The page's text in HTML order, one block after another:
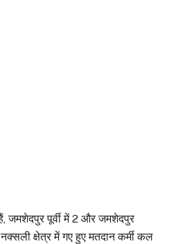
जमशेदपुर पूर्वी में 2 और जमशेदपुर
क्षेत्र में गए हुए मतदान कर्मी कल